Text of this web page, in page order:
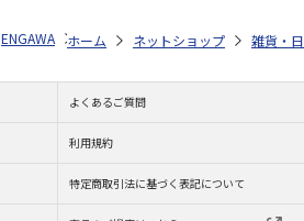
ENGAWA ワンピース「エルバフ編」トートバ
ホーム ネットショップ 雑貨・
よくあるご質問
利用規約
特定商取引法に基づく表記について